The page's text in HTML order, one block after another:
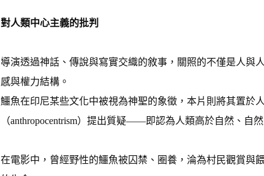
對人類中心主義的批判
導演透過神話、傳說與寫實交織的敘事，關照的不僅是人與
感與權力結構。
鱷魚在印尼某些文化中被視為神聖的象徵，本片則將其置於
（anthropocentrism）提出質疑——即認為人類高於自然、自
在電影中，曾經野性的鱷魚被囚禁、圈養，淪為村民觀賞